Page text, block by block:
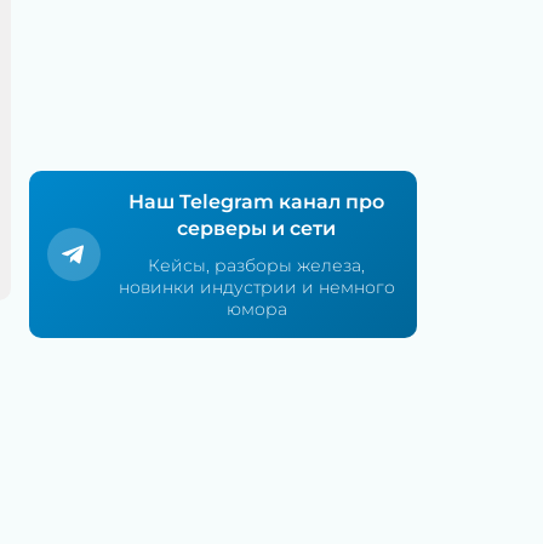
Наш Telegram канал про
серверы и сети
Кейсы, разборы железа,
новинки индустрии и немного
юмора